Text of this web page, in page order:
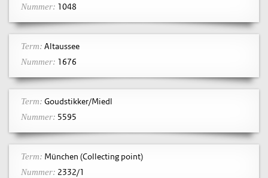
Nummer: 1048
Term: Altaussee
Nummer: 1676
Term: Goudstikker/Miedl
Nummer: 5595
Term: München (Collecting point)
Nummer: 2332/1